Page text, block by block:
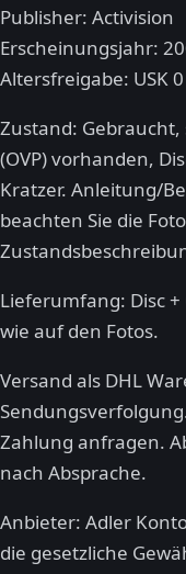
Publisher: Activision
Erscheinungsjahr:
Altersfreigabe: USK 0
Zustand:
(OVP) vorhanden,
Kratzer. Anleitung/
beachten Sie die
Lieferumfang: Disc
wie auf den Fotos.
Versand als DHL
Zahlung anfragen.
nach Absprache.
Anbieter: Adler
die gesetzliche